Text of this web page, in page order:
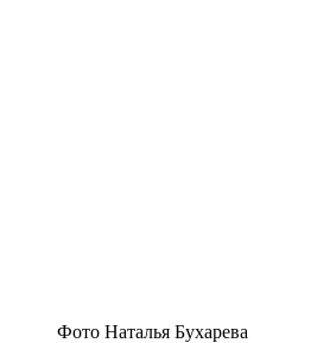
Фото Наталья Бухарева